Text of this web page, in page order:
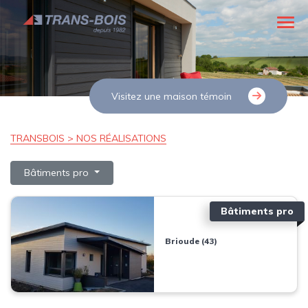
Visitez une maison témoin
TRANSBOIS > NOS RÉALISATIONS
Bâtiments pro
Bâtiments pro
Brioude (43)